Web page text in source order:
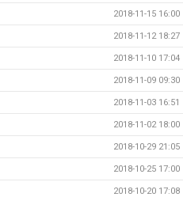
2018-11-15 16:00
2018-11-12 18:27
2018-11-10 17:04
2018-11-09 09:30
2018-11-03 16:51
2018-11-02 18:00
2018-10-29 21:05
2018-10-25 17:00
2018-10-20 17:08